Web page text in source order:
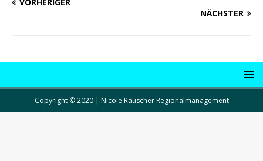
NÄCHSTER
Copyright © 2020 | Nicole Rauscher Regionalmanagement